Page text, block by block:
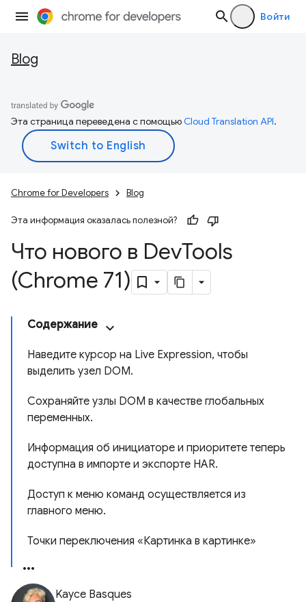
Войти
Blog
Эта страница переведена с помощьюCloud Translation API.
Chrome for Developers Blog
Эта информация оказалась полезной?
Что нового в DevTools
(Chrome 71)
Содержание
Наведите курсор на Live Expression, чтобы
выделить узел DOM.
Сохраняйте узлы DOM в качестве глобальных
переменных.
Информация об инициаторе и приоритете теперь
доступна в импорте и экспорте HAR.
Доступ к меню команд осуществляется из
главного меню.
Точки переключения «Картинка в картинке»
Kayce Basques